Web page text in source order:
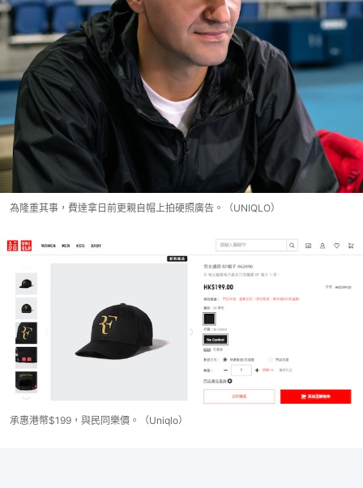
為隆重其事，費達拿日前更親自帽上拍硬照廣告。（UNIQLO）
承惠港幣$199，與民同樂價。（Uniqlo）